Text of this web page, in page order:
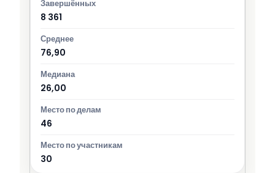
8 361
76,90
26,00
46
30